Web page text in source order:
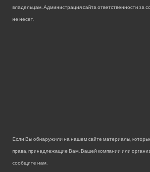
владельцам. Администрация сайта ответственности за
не несет.
Если Вы обнаружили на нашем сайте материалы,
права, принадлежащие Вам, Вашей компании или
сообщите нам.